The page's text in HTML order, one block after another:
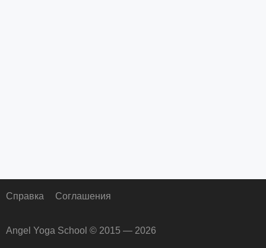
Справка Соглашения
Angel Yoga School © 2015 — 2026